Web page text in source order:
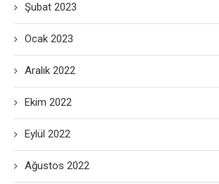
Şubat 2023
Ocak 2023
Aralık 2022
Ekim 2022
Eylül 2022
Ağustos 2022